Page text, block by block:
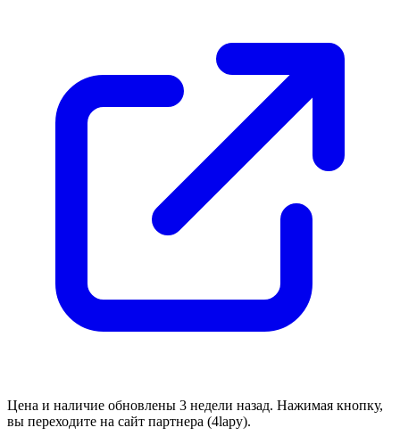
Цена и наличие обновлены 3 недели назад. Нажимая кнопку,
вы переходите на сайт партнера (4lapy).